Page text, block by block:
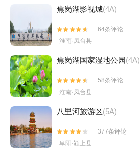
焦岗湖影视城(4A)


64条评论
淮南·凤台县
焦岗湖国家湿地公园(4A)


58条评论
淮南·凤台县
八里河旅游区(5A)


377条评论
阜阳·颍上县